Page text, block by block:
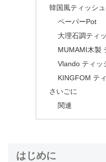
韓国風ティッシ
ペーパーPot
大理石調ティ
MUMAMI木製
Vlando ティッ
KINGFOM テ
さいごに
関連
はじめに